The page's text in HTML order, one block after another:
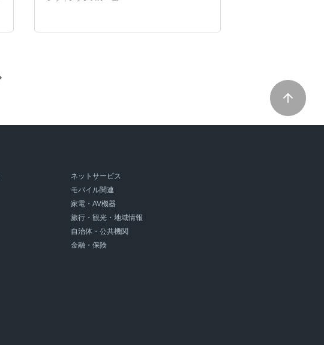
ネットサービス
モバイル関連
家電・AV機器
旅行・観光・地域情報
自治体・公共機関
金融・保険